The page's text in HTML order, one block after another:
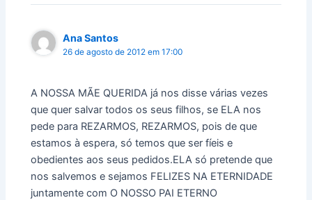
Ana Santos
26 de agosto de 2012 em 17:00
A NOSSA MÃE QUERIDA já nos disse várias vezes
que quer salvar todos os seus filhos, se ELA nos
pede para REZARMOS, REZARMOS, pois de que
estamos à espera, só temos que ser fíeis e
obedientes aos seus pedidos.ELA só pretende que
nos salvemos e sejamos FELIZES NA ETERNIDADE
juntamente com O NOSSO PAI ETERNO